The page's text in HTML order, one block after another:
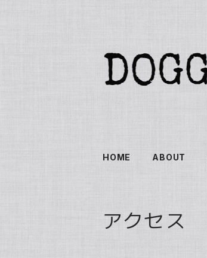
HOME ABOUT
アクセス